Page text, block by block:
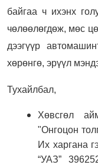
байгаа ч ихэнх
чөлөөлөгдөж, мөс
дээгүүр
хөрөнгө, эрүүл
Тухайлбал,
Хөвсгөл
"Онгоцон
Их харгана
“УАЗ”